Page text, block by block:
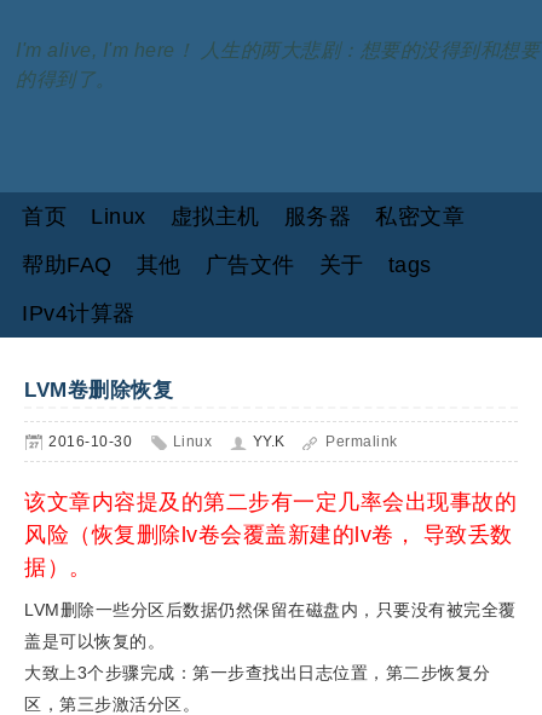
I'm alive, I'm here！ 人生的两大悲剧：想要的没得到和想要
的得到了。
首页 Linux 虚拟主机 服务器
私密文章
帮助FAQ
其他 广告文件 关于
tags
IPv4计算器
LVM卷删除恢复
2016-10-30 Linux YY.K Permalink
该文章内容提及的第二步有一定几率会出现事故的
风险（恢复删除lv卷会覆盖新建的lv卷， 导致丢数
据）。
LVM删除一些分区后数据仍然保留在磁盘内，只要没有被完全覆
盖是可以恢复的。
大致上3个步骤完成：第一步查找出日志位置，第二步恢复分
区，第三步激活分区。